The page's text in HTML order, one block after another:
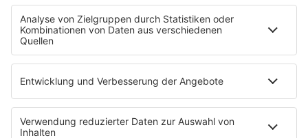
LOVEPARADE
Ihr habt den Sound der Loveparade geliebt in den 90s?